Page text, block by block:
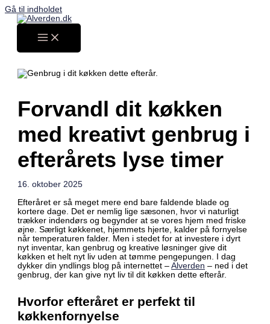
Gå til indholdet
Forvandl dit køkken
med kreativt genbrug i
efterårets lyse timer
16. oktober 2025
Efteråret er så meget mere end bare faldende blade og
kortere dage. Det er nemlig lige sæsonen, hvor vi naturligt
trækker indendørs og begynder at se vores hjem med friske
øjne. Særligt køkkenet, hjemmets hjerte, kalder på fornyelse
når temperaturen falder. Men i stedet for at investere i dyrt
nyt inventar, kan genbrug og kreative løsninger give dit
køkken et helt nyt liv uden at tømme pengepungen. I dag
dykker din yndlings blog på internettet –Alverden – ned i det
genbrug, der kan give nyt liv til dit køkken dette efterår.
Hvorfor efteråret er perfekt til
køkkenfornyelse